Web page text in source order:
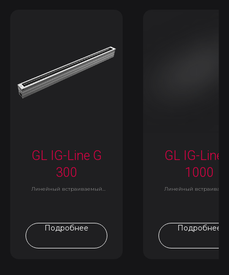
GL IG-Line G
300
Линейный встраиваемый
Подробнее
GL IG-Line
1000
Линейный
Подробнее